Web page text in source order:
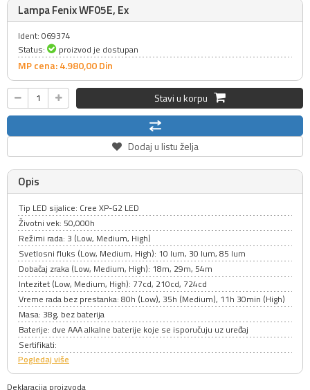
Lampa Fenix WF05E, Ex
Ident: 069374
Status:
proizvod je dostupan
MP cena: 4.980,00Din
Stavi u korpu
Dodaj u listu želja
Opis
Tip LED sijalice: Cree XP-G2 LED
Životni vek: 50,000h
Režimi rada: 3 (Low, Medium, High)
Svetlosni fluks (Low, Medium, High): 10 lum, 30 lum, 85 lum
Dobačaj zraka (Low, Medium, High): 18m, 29m, 54m
Intezitet (Low, Medium, High): 77cd, 210cd, 724cd
Vreme rada bez prestanka: 80h (Low), 35h (Medium), 11h 30min (High)
Masa: 38g, bez baterija
Baterije: dve AAA alkalne baterije koje se isporučuju uz uređaj
Sertifikati:
Pogledaj više
Deklaracija proizvoda